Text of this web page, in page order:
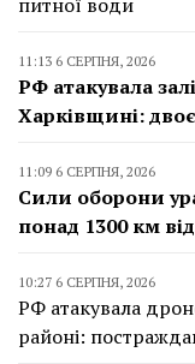
11:13 6 СЕРПНЯ, 2026
РФ атакувала
Харківщині:
11:09 6 СЕРПНЯ, 2026
Сили оборони
понад 1300 км
10:27 6 СЕРПНЯ, 2026
РФ атакувала
районі: